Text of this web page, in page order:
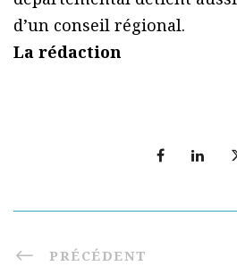
d’un conseil régional.
La rédaction
PRÉCÉDENT